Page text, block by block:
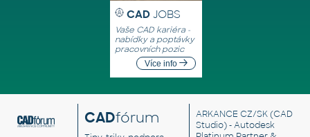
CAD JOBS
Vaše CAD kariéra -
nabídky a poptávky
pracovních pozic
Více info
CADfórum ARKANCE CZ/SK(CAD
Studio) - Autodesk